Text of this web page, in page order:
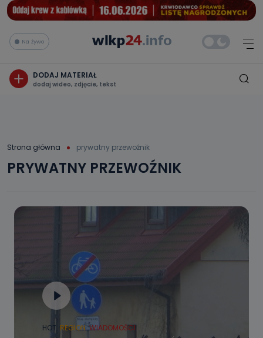
Na żywo
DODAJ MATERIAŁ
dodaj wideo, zdjęcie, tekst
Strona główna prywatny przewoźnik
PRYWATNY PRZEWOŹNIK
HOT REGION WIADOMOŚCI